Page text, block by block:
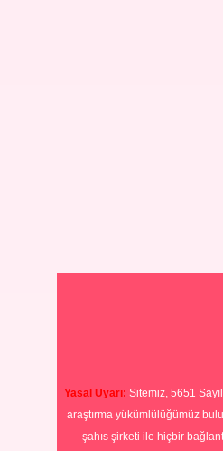
Yasal Uyarı: Sitemiz, 5651
araştırma yükümlülüğümüz
şahıs şirketi ile hiçbir